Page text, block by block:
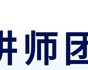
师